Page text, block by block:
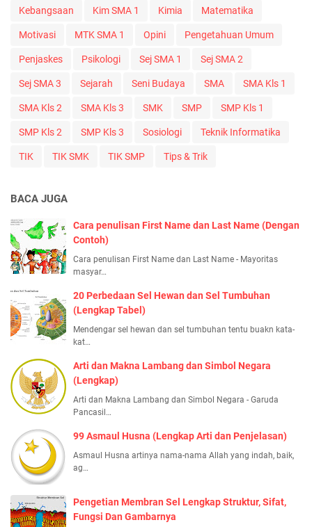
Kebangsaan Kim SMA 1 Kimia Matematika
Motivasi MTK SMA 1 Opini Pengetahuan Umum
Penjaskes Psikologi Sej SMA 1 Sej SMA 2
Sej SMA 3 Sejarah Seni Budaya SMA SMA Kls 1
SMA Kls 2 SMA Kls 3 SMK SMP SMP Kls 1
SMP Kls 2 SMP Kls 3 Sosiologi Teknik Informatika
TIK TIK SMK TIK SMP Tips & Trik
BACA JUGA
Cara penulisan First Name dan Last Name (Dengan
Contoh)
Cara penulisan First Name dan Last Name - Mayoritas
masyar…
20 Perbedaan Sel Hewan dan Sel Tumbuhan
(Lengkap Tabel)
Mendengar sel hewan dan sel tumbuhan tentu buakn kata-
kat…
Arti dan Makna Lambang dan Simbol Negara
(Lengkap)
Arti dan Makna Lambang dan Simbol Negara - Garuda
Pancasil…
99 Asmaul Husna (Lengkap Arti dan Penjelasan)
Asmaul Husna artinya nama-nama Allah yang indah, baik,
ag…
Pengetian Membran Sel Lengkap Struktur, Sifat,
Fungsi Dan Gambarnya